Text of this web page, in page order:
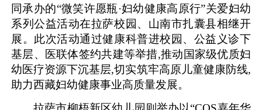
同承办的“微笑许愿瓶·妇幼健康高原行”关爱妇幼
系列公益活动在拉萨校园、山南市扎囊县相继开
展。此次活动通过健康科普进校园、公益义诊下
基层、医联体签约共建等举措,推动国家级优质妇
幼医疗资源下沉基层,切实筑牢高原儿童健康防线,
助力西藏妇幼健康事业高质量发展。